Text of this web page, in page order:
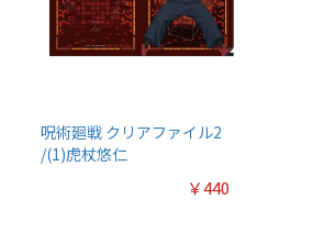
呪術廻戦 クリアファイル2
/(1)虎杖悠仁
￥440